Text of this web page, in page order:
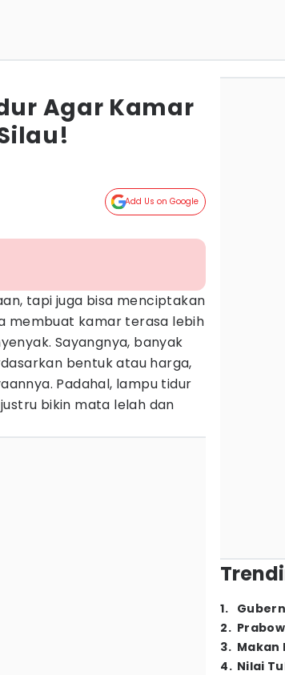
Agar Kamar
Add Us on Google
tapi juga bisa menciptakan
membuat kamar terasa lebih
Sayangnya, banyak
bentuk atau harga,
Padahal, lampu tidur
bikin mata lelah dan
1.
2.
3. Makan
4. Nilai